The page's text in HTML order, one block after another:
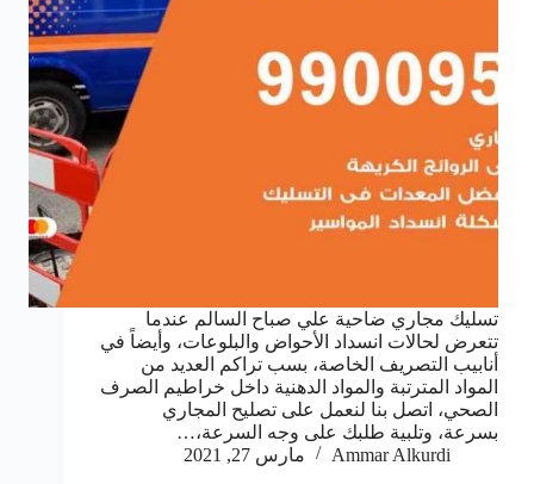
تسليك مجاري ضاحية علي صباح السالم عندما
تتعرض لحالات انسداد الأحواض والبلوعات، وأيضاً في
أنابيب التصريف الخاصة، بسب تراكم العديد من
المواد المترتبة والمواد الدهنية داخل خراطيم الصرف
الصحي، اتصل بنا لنعمل على تصليح المجاري
بسرعة، وتلبية طلبك على وجه السرعة،…
Ammar Alkurdi
مارس 27, 2021